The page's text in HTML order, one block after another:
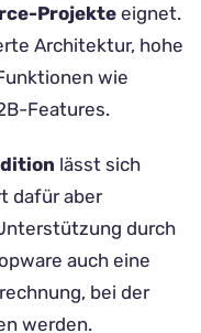
Projekte eignet.
Architektur, hohe
wie
Features.
lässt sich
dafür aber
durch
auch eine
bei der
werden.